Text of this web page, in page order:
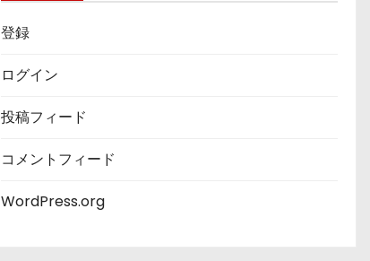
登録
ログイン
投稿フィード
コメントフィード
WordPress.org